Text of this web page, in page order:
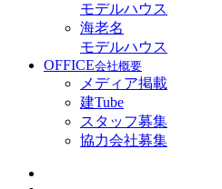
モデルハウス
海老名
モデルハウス
OFFICE会社概要
メディア掲載
建Tube
スタッフ募集
協力会社募集